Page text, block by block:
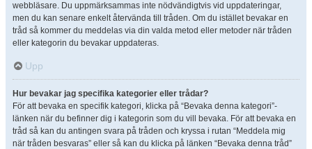
webbläsare. Du uppmärksammas inte nödvändigtvis vid uppdateringar,
men du kan senare enkelt återvända till tråden. Om du istället bevakar en
tråd så kommer du meddelas via din valda metod eller metoder när tråden
eller kategorin du bevakar uppdateras.
Upp
Hur bevakar jag specifika kategorier eller trådar?
För att bevaka en specifik kategori, klicka på “Bevaka denna kategori”-
länken när du befinner dig i kategorin som du vill bevaka. För att bevaka en
tråd så kan du antingen svara på tråden och kryssa i rutan “Meddela mig
när tråden besvaras” eller så kan du klicka på länken “Bevaka denna tråd”